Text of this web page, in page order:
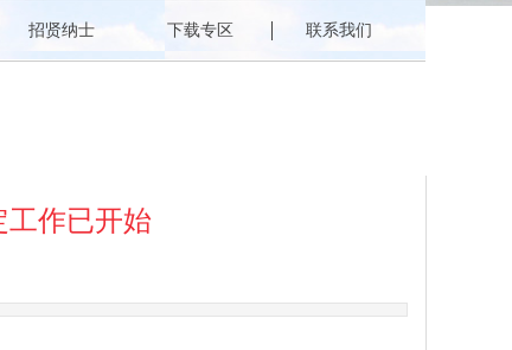
招贤纳士 下载专区 联系我们
工作已开始